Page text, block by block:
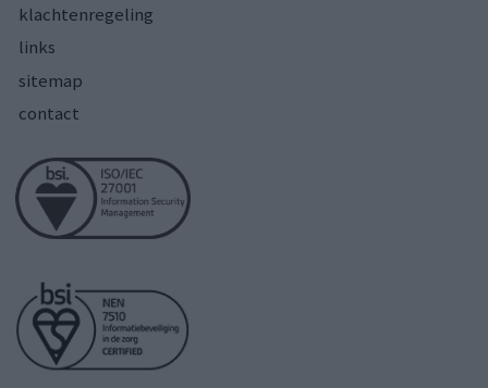
klachtenregeling
links
sitemap
contact